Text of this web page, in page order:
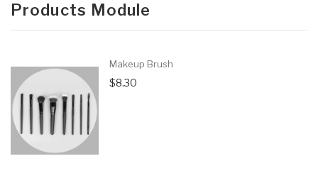
Products Module
Makeup Brush
$8.30